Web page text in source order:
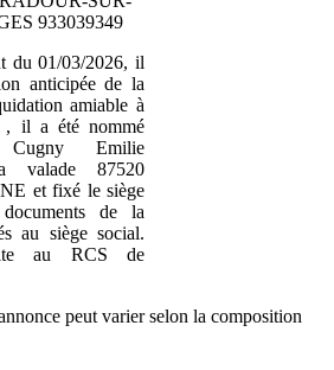
933039349
du 01/03/2026, il
anticipée de la
amiable à
, il a été nommé
Cugny Emilie
valade 87520
et fixé le siège
de la
au siège social.
au RCS de
peut varier selon la composition